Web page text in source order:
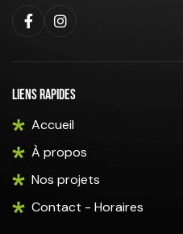
Liens rapides
Accueil
À propos
Nos projets
Contact - Horaires